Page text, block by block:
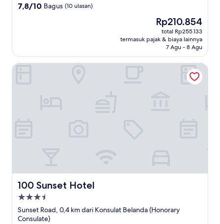
7.8
7,8/10 Bagus (10 ulasan)
Harga
sekarang
Rp210.854
Rp210.854
total Rp255.133
termasuk pajak & biaya lainnya
7 Agu - 8 Agu
100 Sunset Hotel
100 Sunset Hotel
Properti
bintang
3.5
Sunset Road, 0,4 km dari Konsulat Belanda (Honorary
Consulate)
100 Sunset Hotel